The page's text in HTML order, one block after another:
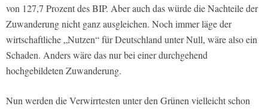
von 127,7 Prozent des BIP. Aber auch das würde die Nachteile der
Zuwanderung nicht ganz ausgleichen. Noch immer läge der
wirtschaftliche „Nutzen“ für Deutschland unter Null, wäre also ein
Schaden. Anders wäre das nur bei einer durchgehend
hochgebildeten Zuwanderung.
Nun werden die Verwirrtesten unter den Grünen vielleicht schon